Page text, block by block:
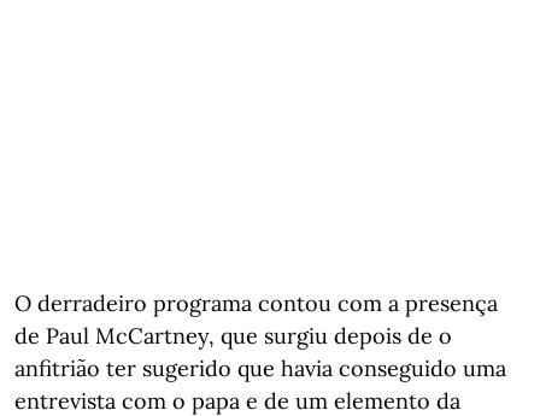
O derradeiro programa contou com a presença
de Paul McCartney, que surgiu depois de o
anfitrião ter sugerido que havia conseguido uma
entrevista com o papa e de um elemento da